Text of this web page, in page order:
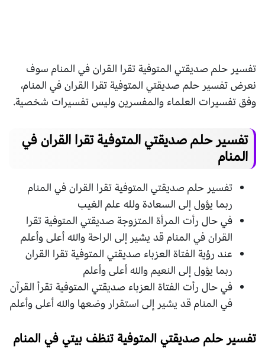
تفسير حلم صديقتي المتوفية تقرا القران في المنام سوف
نعرض تفسير حلم صديقتي المتوفية تقرا القران في المنام،
وفق تفسيرات العلماء والمفسرين وليس تفسيرات شخصية.
تفسير حلم صديقتي المتوفية تقرا القران في
المنام
تفسير حلم صديقتي المتوفية تقرا القران في المنام
ربما يؤول إلى السعادة ولله علم الغيب
في حال رأت المرأة المتزوجة صديقتي المتوفية تقرا
القران في المنام قد يشير إلى الراحة والله أعلى وأعلم
عند رؤية الفتاة العزباء صديقتي المتوفية تقرا القران
ربما يؤول إلى النعيم والله أعلى وأعلم
في حال رأت الفتاة العزباء صديقتي المتوفية تقرأ القرآن
في المنام قد يشير إلى استقرار وضعها والله أعلى وأعلم
تفسير حلم صديقتي المتوفية تنظف بيتي في المنام